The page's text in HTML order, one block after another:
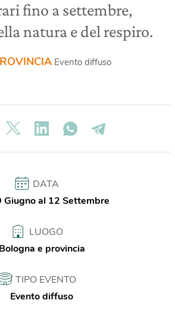
fino a settembre,
natura e del respiro.
Evento diffuso
DATA
Giugno al 12 Settembre
LUOGO
Bologna e provincia
TIPO EVENTO
Evento diffuso